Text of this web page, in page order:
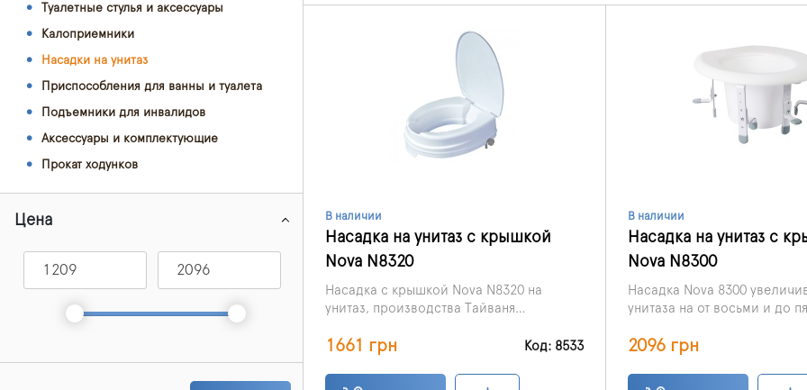
Туалетные стулья и аксессуары
Калоприемники
Насадки на унитаз
Приспособления для ванны и туалета
Подъемники для инвалидов
Аксессуары и комплектующие
Прокат ходунков
Цена В наличии
Насадка на унитаз с крышкой
Nova N8320
Насадка с крышкой Nova N8320 на
унитаз, производства Тайваня
высоту унитаза.
1661 грн Код: 8533
В наличии
Насадка на унитаз с
Nova N8300
Насадка Nova 8300
унитаза на от восьми и до
2096 грн